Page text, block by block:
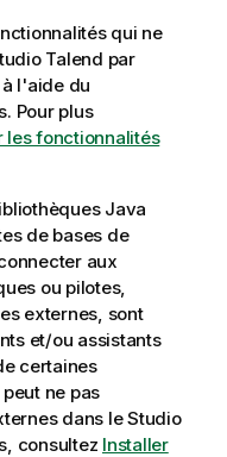
qui ne
Talend par
l'aide du
Pour plus
les fonctionnalités
Java
de bases de
aux
ou pilotes,
externes, sont
et/ou assistants
certaines
peut ne pas
dans leStudio
consultez Installer